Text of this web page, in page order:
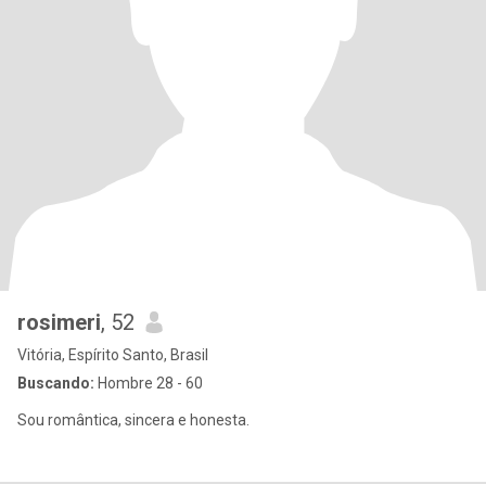
rosimeri, 52
Vitória, Espírito Santo, Brasil
Buscando: Hombre 28 - 60
Sou romântica, sincera e honesta.